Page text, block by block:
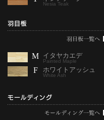
Nesia Teak
M イタヤカエデ
Painted Maple
F ホワイトアッシュ
White Ash